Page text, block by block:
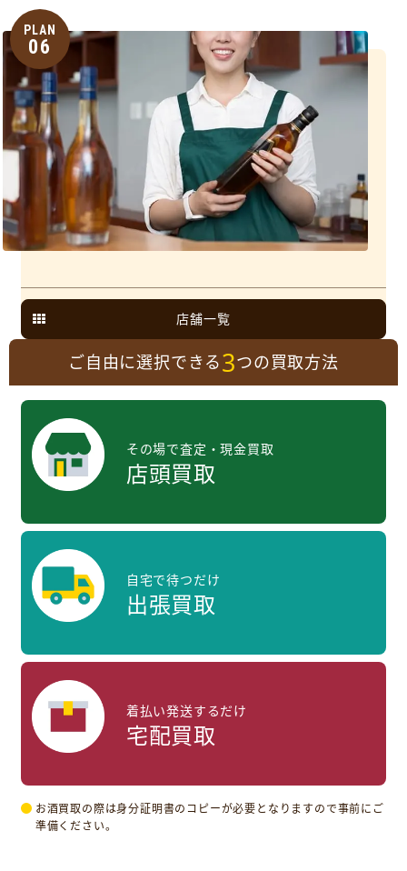
PLAN
06
店舗一覧
ご自由に選択できる3つの買取方法
その場で査定・現金買取
店頭買取
自宅で待つだけ
出張買取
着払い発送するだけ
宅配買取
お酒買取の際は身分証明書のコピーが必要となりますので事前にご
準備ください。